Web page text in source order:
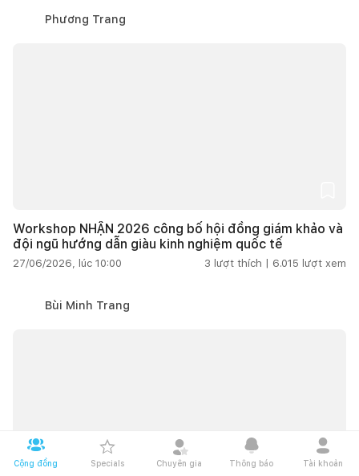
Cộng đồng Specials Chuyên gia Thông báo Tài khoản
Phương Trang
Workshop NHẬN 2026 công bố hội đồng giám khảo và
đội ngũ hướng dẫn giàu kinh nghiệm quốc tế
27/06/2026, lúc 10:00 3 lượt thích | 6.015 lượt xem
Bùi Minh Trang